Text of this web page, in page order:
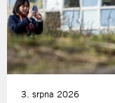
3. srpna 2026